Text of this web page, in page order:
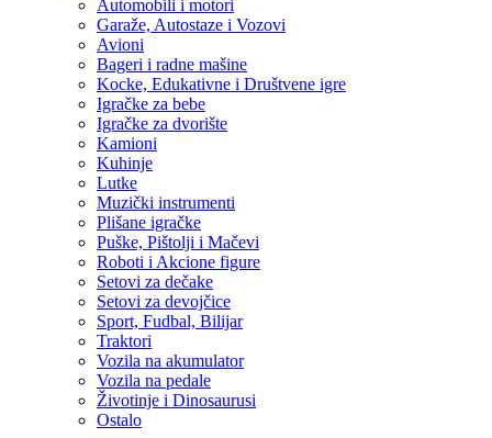
Automobili i motori
Garaže, Autostaze i Vozovi
Avioni
Bageri i radne mašine
Kocke, Edukativne i Društvene igre
Igračke za bebe
Igračke za dvorište
Kamioni
Kuhinje
Lutke
Muzički instrumenti
Plišane igračke
Puške, Pištolji i Mačevi
Roboti i Akcione figure
Setovi za dečake
Setovi za devojčice
Sport, Fudbal, Bilijar
Traktori
Vozila na akumulator
Vozila na pedale
Životinje i Dinosaurusi
Ostalo